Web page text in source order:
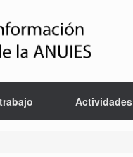
Actividades